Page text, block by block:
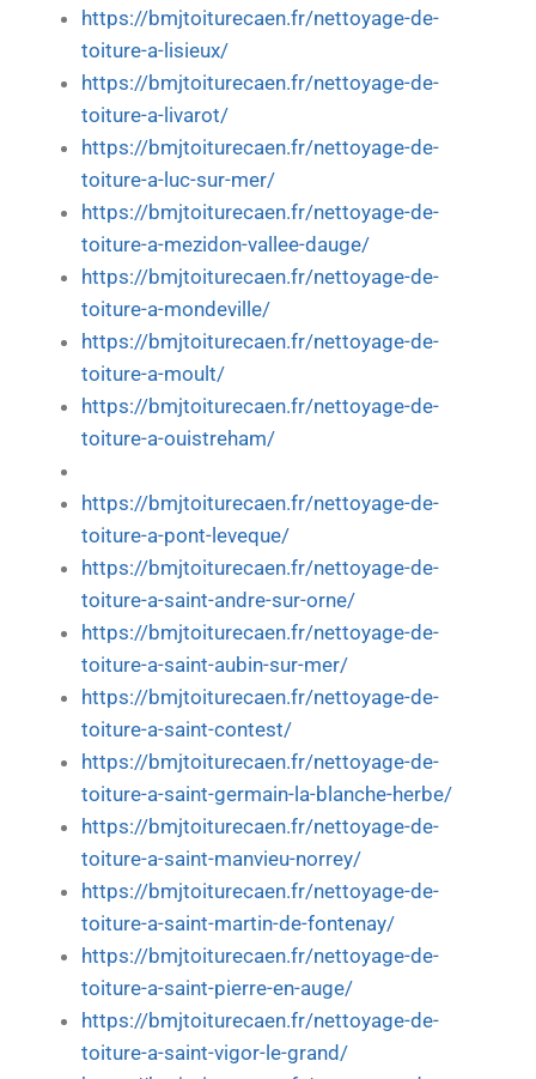
https://bmjtoiturecaen.fr/nettoyage-de-
toiture-a-lisieux/
https://bmjtoiturecaen.fr/nettoyage-de-
toiture-a-livarot/
https://bmjtoiturecaen.fr/nettoyage-de-
toiture-a-luc-sur-mer/
https://bmjtoiturecaen.fr/nettoyage-de-
toiture-a-mezidon-vallee-dauge/
https://bmjtoiturecaen.fr/nettoyage-de-
toiture-a-mondeville/
https://bmjtoiturecaen.fr/nettoyage-de-
toiture-a-moult/
https://bmjtoiturecaen.fr/nettoyage-de-
toiture-a-ouistreham/
https://bmjtoiturecaen.fr/nettoyage-de-
toiture-a-pont-leveque/
https://bmjtoiturecaen.fr/nettoyage-de-
toiture-a-saint-andre-sur-orne/
https://bmjtoiturecaen.fr/nettoyage-de-
toiture-a-saint-aubin-sur-mer/
https://bmjtoiturecaen.fr/nettoyage-de-
toiture-a-saint-contest/
https://bmjtoiturecaen.fr/nettoyage-de-
toiture-a-saint-germain-la-blanche-herbe/
https://bmjtoiturecaen.fr/nettoyage-de-
toiture-a-saint-manvieu-norrey/
https://bmjtoiturecaen.fr/nettoyage-de-
toiture-a-saint-martin-de-fontenay/
https://bmjtoiturecaen.fr/nettoyage-de-
toiture-a-saint-pierre-en-auge/
https://bmjtoiturecaen.fr/nettoyage-de-
toiture-a-saint-vigor-le-grand/